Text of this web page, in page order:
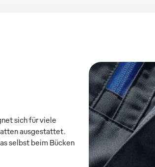
sich für viele
ausgestattet.
selbst beim Bücken